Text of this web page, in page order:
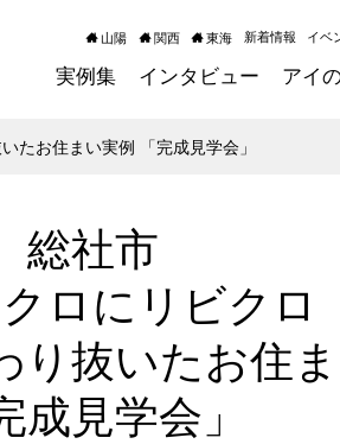
山陽 関西 東海 新着情報 イベ
実例集 インタビュー アイ
たお住まい実例 「完成見学会」
総社市
ロにリビクロ
り抜いたお住
成見学会」